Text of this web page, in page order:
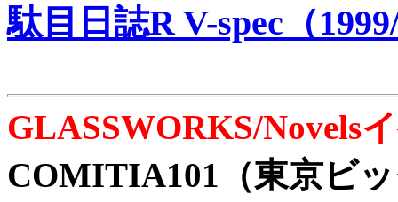
駄目日誌R V-spec（
GLASSWORKS/Novels
COMITIA101（東京ビ